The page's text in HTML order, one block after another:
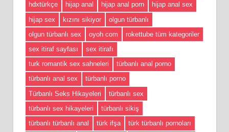
hdxtürkçe
hijap anal hijap anal porn
hijap anal sex
hijap sex
kızını sikiyor
olgun türbanlı
olgun türbanlı sex
oyoh com
rokettube tüm kategoriler
sex itiraf sayfası
sex itirafı
turk romantik sex sahneleri
türbanlı anal porno
türbanlı anal sex
türbanlı porno
Türbanlı Seks Hikayeleri
türbanlı sex
türbanlı sex hikayeleri
türbanlı sikiş
türbanlı türbanlı anal
türk ifşa türk türbanlı pornoları